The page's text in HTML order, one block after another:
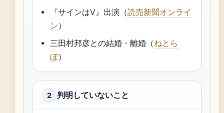
『サインはV』出演（読売新聞オンライ
ン）
三田村邦彦との結婚・離婚（ねとら
ぼ）
2 判明していないこと